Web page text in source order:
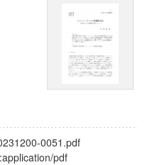
0051.pdf
:application/pdf